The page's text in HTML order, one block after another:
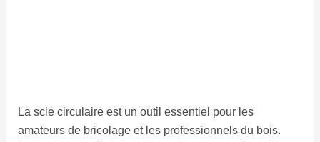
La scie circulaire est un outil essentiel pour les
amateurs de bricolage et les professionnels du bois.